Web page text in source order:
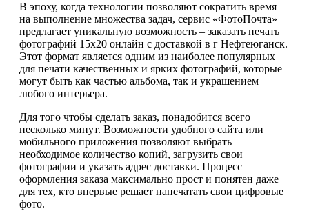
В эпоху, когда технологии позволяют сократить время
на выполнение множества задач, сервис «ФотоПочта»
предлагает уникальную возможность – заказать печать
фотографий 15х20 онлайн с доставкой в г Нефтеюганск.
Этот формат является одним из наиболее популярных
для печати качественных и ярких фотографий, которые
могут быть как частью альбома, так и украшением
любого интерьера.
Для того чтобы сделать заказ, понадобится всего
несколько минут. Возможности удобного сайта или
мобильного приложения позволяют выбрать
необходимое количество копий, загрузить свои
фотографии и указать адрес доставки. Процесс
оформления заказа максимально прост и понятен даже
для тех, кто впервые решает напечатать свои цифровые
фото.